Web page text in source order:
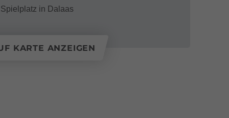
Spielplatz in Dalaas
KARTE ANZEIGEN